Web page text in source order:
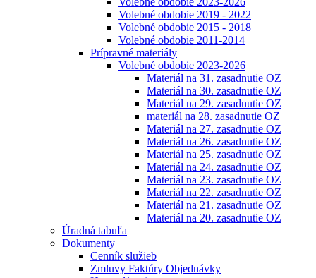
Volebné obdobie 2019 - 2022
Volebné obdobie 2015 - 2018
Volebné obdobie 2011-2014
Prípravné materiály
Volebné obdobie 2023-2026
Materiál na 31. zasadnutie OZ
Materiál na 30. zasadnutie OZ
Materiál na 29. zasadnutie OZ
materiál na 28. zasadnutie OZ
Materiál na 27. zasadnutie OZ
Materiál na 26. zasadnutie OZ
Materiál na 25. zasadnutie OZ
Materiál na 24. zasadnutie OZ
Materiál na 23. zasadnutie OZ
Materiál na 22. zasadnutie OZ
Materiál na 21. zasadnutie OZ
Materiál na 20. zasadnutie OZ
Úradná tabuľa
Dokumenty
Cenník služieb
Zmluvy Faktúry Objednávky